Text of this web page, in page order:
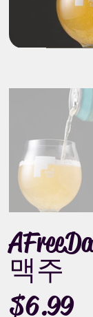
맥주
Price
$6.99